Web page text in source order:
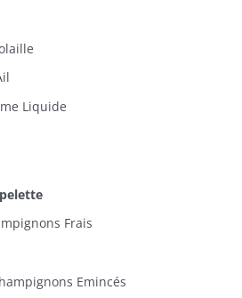
Liquide
Frais
Emincés